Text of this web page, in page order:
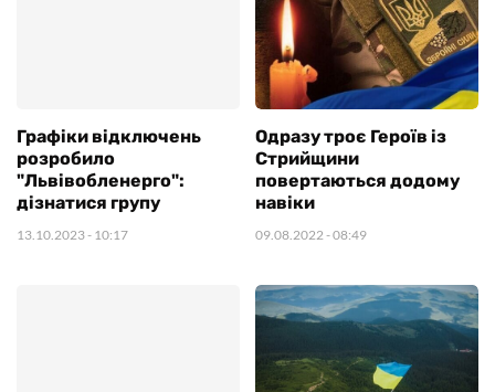
Графіки відключень
розробило
"Львівобленерго":
дізнатися групу
13.10.2023- 10:17
Одразу троє Героїв із
Стрийщини
повертаються додому
навіки
09.08.2022 - 08:49